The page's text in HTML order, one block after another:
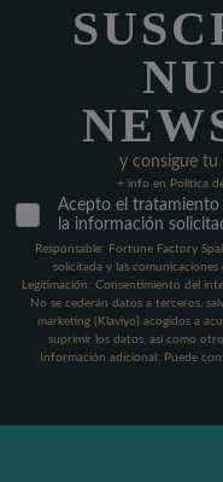
y consigue
+ info en Política
Acepto el
la información
Responsable: Fortune Factory
solicitada y las
Legitimación: Consentimiento del
No se cederán datos a terceros,
marketing (Klaviyo) acogidos a
suprimir los datos, así como
Información adicional: Puede